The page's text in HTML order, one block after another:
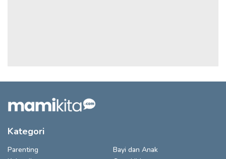
Kategori
Parenting
Bayi dan Anak